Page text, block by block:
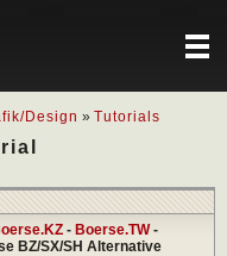
Design » Tutorials
- Boerse.TW-
BZ/SX/SH Alternative